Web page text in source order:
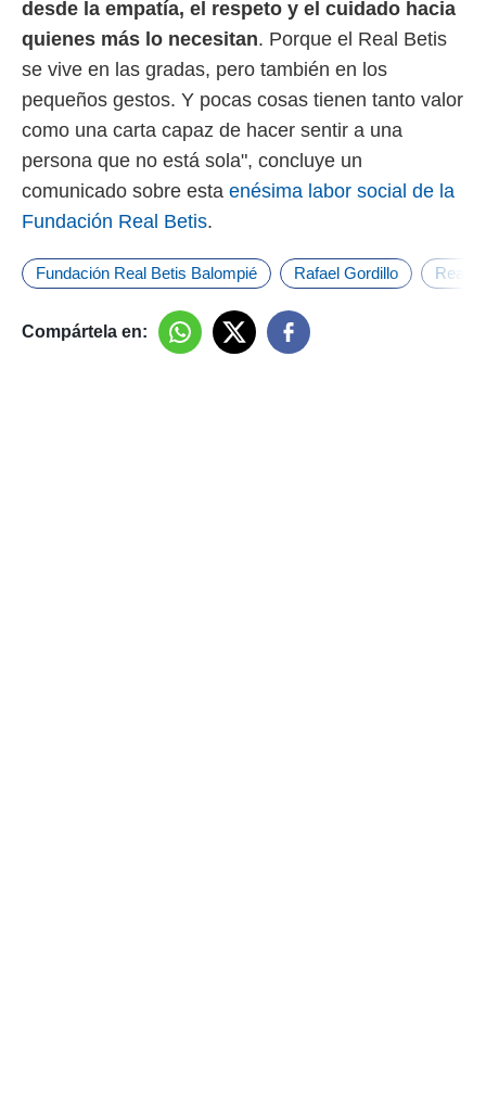
desde la empatía, el respeto y el cuidado hacia
quienes más lo necesitan. Porque el Real Betis
se vive en las gradas, pero también en los
pequeños gestos. Y pocas cosas tienen tanto valor
como una carta capaz de hacer sentir a una
persona que no está sola", concluye un
comunicado sobre esta enésima labor social de la
Fundación Real Betis.
Fundación Real Betis Balompié Rafael Gordillo Real
Compártela en: